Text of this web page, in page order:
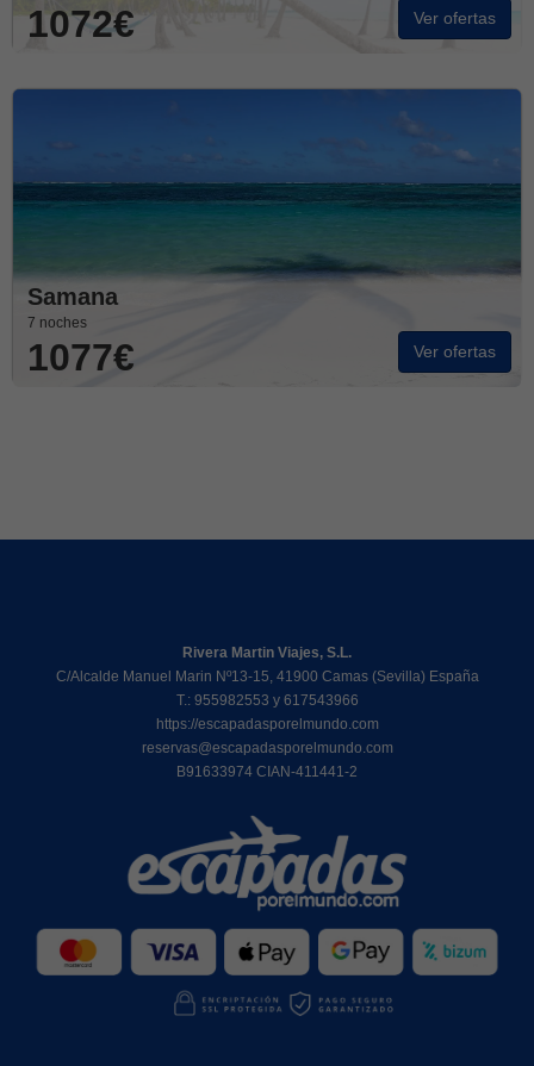
1072€ Ver ofertas
Samana
7 noches
1077€ Ver ofertas
Rivera Martin Viajes, S.L.
C/Alcalde Manuel Marin Nº13-15, 41900 Camas (Sevilla) España
T.: 955982553 y 617543966
https://escapadasporelmundo.com
reservas@escapadasporelmundo.com
B91633974 CIAN-411441-2